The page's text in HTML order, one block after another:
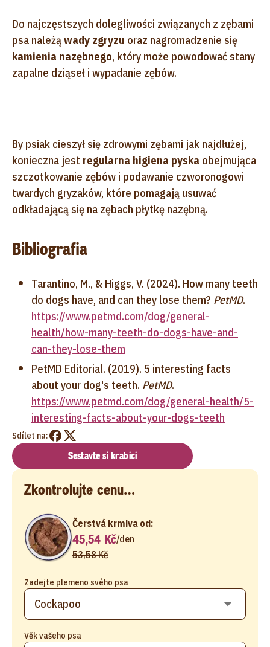
Do najczęstszych dolegliwości związanych z zębami
psa należąwady zgryzu oraz nagromadzenie się
kamienia nazębnego, który może powodować stany
zapalne dziąseł i wypadanie zębów.
By psiak cieszył się zdrowymi zębami jak najdłużej,
konieczna jest regularna higiena pyska obejmująca
szczotkowanie zębów i podawanie czworonogowi
twardych gryzaków, które pomagają usuwać
odkładającą się na zębach płytkę nazębną.
Bibliografia
Tarantino, M., & Higgs, V. (2024). How many teeth
do dogs have, and can they lose them? PetMD.
https://www.petmd.com/dog/general-
health/how-many-teeth-do-dogs-have-and-
can-they-lose-them
PetMD Editorial. (2019). 5 interesting facts
about your dog's teeth. PetMD.
https://www.petmd.com/dog/general-health/5-
interesting-facts-about-your-dogs-teeth
Sdílet na:
Sestavte si krabici
Zkontrolujte cenu…
Zadejte plemeno svého psa
Věk vašeho psa
Čerstvá krmiva od:
45,54 Kč/den
53,58 Kč